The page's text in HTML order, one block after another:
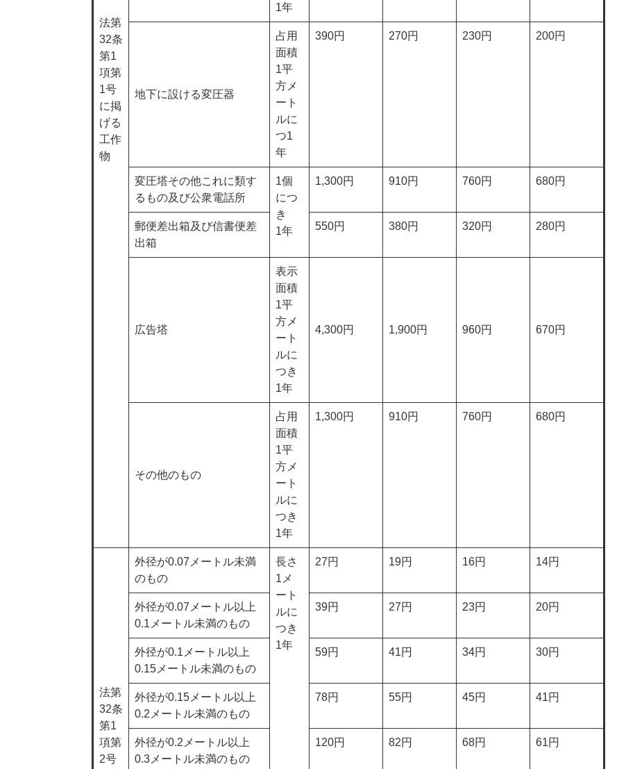
法第
32条
第1
項第
1号
に掲
げる
工作
物
1年
地下に設ける変圧器
占用
面積
1平
方メ
ート
ルに
つ1
年
390円 270円 230円 200円
変圧塔その他これに類す
るもの及び公衆電話所
1個
につ
き
1年
1,300円 910円 760円 680円
郵便差出箱及び信書便差
出箱
550円 380円 320円 280円
広告塔
表示
面積
1平
方メ
ート
ルに
つき
1年
4,300円 1,900円 960円 670円
その他のもの
占用
面積
1平
方メ
ート
ルに
つき
1年
1,300円 910円 760円 680円
法第
32条
第1
項第
2号
外径が0.07メートル未満
のもの
長さ
1メ
ート
ルに
つき
1年
27円 19円 16円 14円
外径が0.07メートル以上
0.1メートル未満のもの
39円 27円 23円 20円
外径が0.1メートル以上
0.15メートル未満のもの
59円 41円 34円 30円
外径が0.15メートル以上
0.2メートル未満のもの
78円 55円 45円 41円
外径が0.2メートル以上
0.3メートル未満のもの
120円 82円 68円 61円